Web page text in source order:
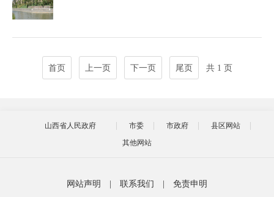
首页 上一页 下一页 尾页 共 1 页
山西省人民政府 市委 市政府
县区网站
其他网站
网站声明 联系我们 免责申明